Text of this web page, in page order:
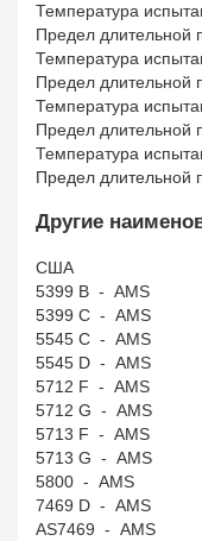
Температура
Предел длительной
Температура
Предел длительной
Температура
Предел длительной
Температура
Предел длительной
Другие
США
5399 B - AMS
5399 C - AMS
5545 C - AMS
5545 D - AMS
5712 F - AMS
5712 G - AMS
5713 F - AMS
5713 G - AMS
5800 - AMS
7469 D - AMS
AS7469 - AMS